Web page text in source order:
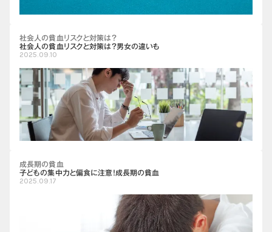
社会人の貧血リスクと対策は？
社会人の貧血リスクと対策は？男女の違いも
2025.09.10
成長期の貧血
子どもの集中力と偏食に注意！成長期の貧血
2025.09.17